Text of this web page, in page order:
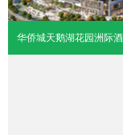
华侨城天鹅湖花园洲际